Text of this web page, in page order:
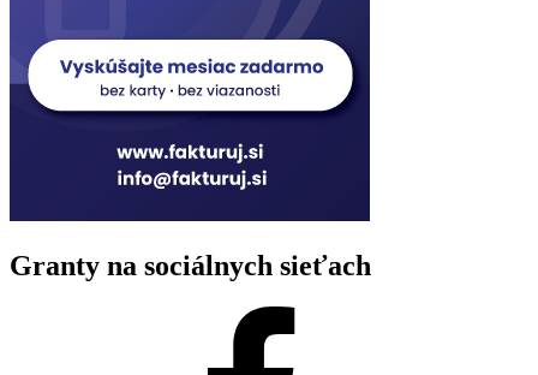
Granty na sociálnych sieťach